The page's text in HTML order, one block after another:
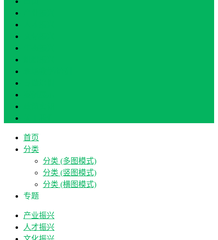
首页
分类
分类 (多图模式)
分类 (竖图模式)
分类 (横图模式)
专题
产业振兴
人才振兴